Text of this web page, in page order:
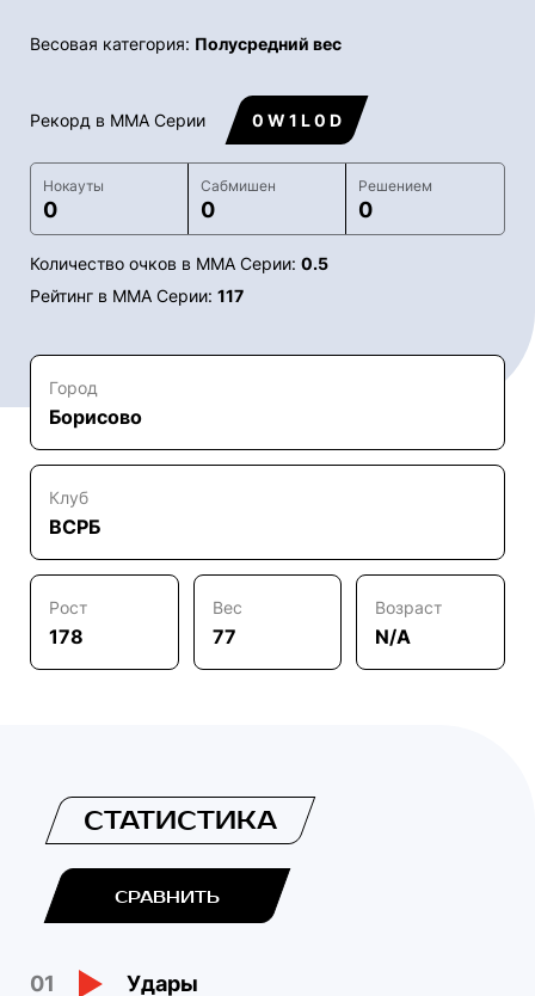
Весовая категория: Полусредний вес
Рекорд в ММА Серии 0 W 1 L 0 D
Нокауты
0
Сабмишен
0
Решением
0
Количество очков в ММА Серии: 0.5
Рейтинг в ММА Серии: 117
Город
Борисово
Клуб
ВСРБ
Рост
178
Вес
77
Возраст
N/A
СТАТИСТИКА
СРАВНИТЬ
01 Удары